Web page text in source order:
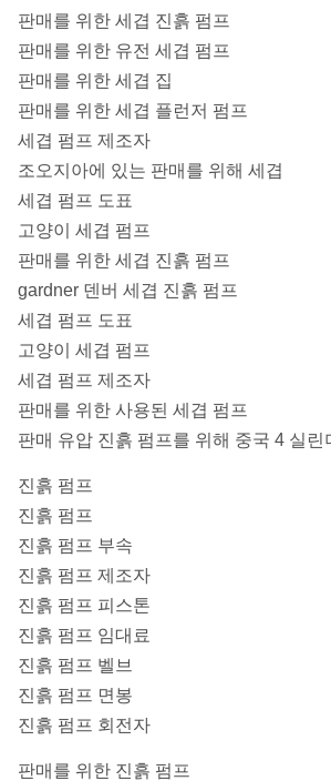
판매를 위한 세겹 진흙 펌프
판매를 위한 유전 세겹 펌프
판매를 위한 세겹 집
판매를 위한 세겹 플런저 펌프
세겹 펌프 제조자
조오지아에 있는 판매를 위해 세겹
세겹 펌프 도표
고양이 세겹 펌프
판매를 위한 세겹 진흙 펌프
gardner 덴버 세겹 진흙 펌프
세겹 펌프 도표
고양이 세겹 펌프
세겹 펌프 제조자
판매를 위한 사용된 세겹 펌프
판매 유압 진흙 펌프를 위해 중국 4 실린
진흙 펌프
진흙 펌프
진흙 펌프 부속
진흙 펌프 제조자
진흙 펌프 피스톤
진흙 펌프 임대료
진흙 펌프 벨브
진흙 펌프 면봉
진흙 펌프 회전자
판매를 위한 진흙 펌프